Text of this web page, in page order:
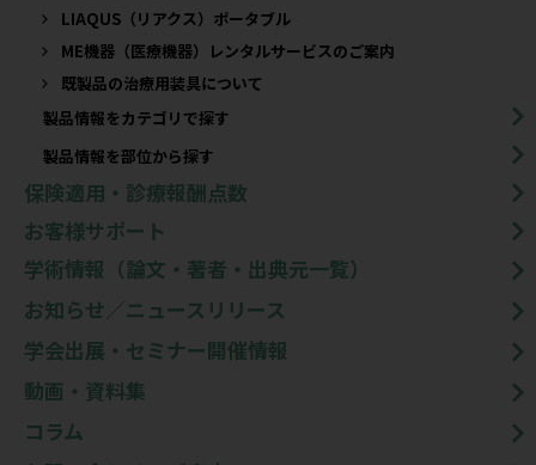
LIAQUS（リアクス）ポータブル
ME機器（医療機器）レンタルサービスのご案内
既製品の治療用装具について​
製品情報をカテゴリで探す
製品情報を部位から探す
保険適用・診療報酬点数
お客様サポート
学術情報（論文・著者・出典元一覧）
お知らせ／ニュースリリース
学会出展・セミナー開催情報
動画・資料集
コラム